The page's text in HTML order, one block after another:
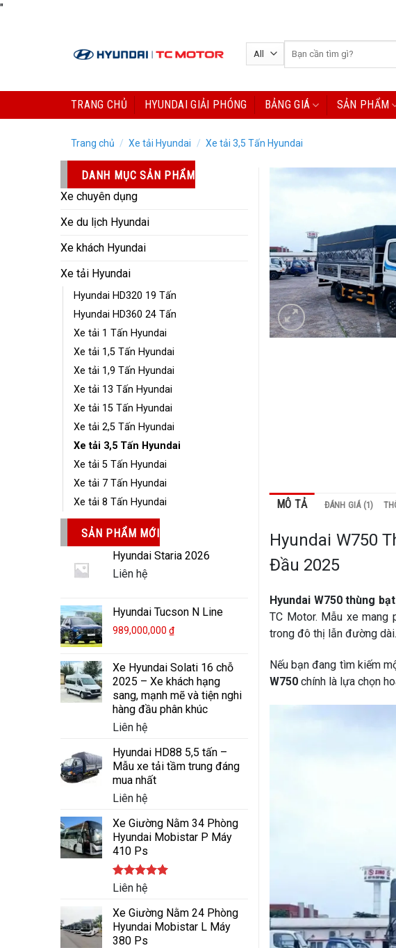
"Skip
Tìm
kiếm:
TRANG CHỦ HYUNDAI GIẢI PHÓNG BẢNG GIÁ SẢN PHẨM
Trang chủ / Xe tải Hyundai / Xe tải 3,5 Tấn Hyundai
DANH MỤC SẢN PHẨM
Xe chuyên dụng
Xe du lịch Hyundai
Xe khách Hyundai
Xe tải Hyundai
Hyundai HD320 19 Tấn
Hyundai HD360 24 Tấn
Xe tải 1 Tấn Hyundai
Xe tải 1,5 Tấn Hyundai
Xe tải 1,9 Tấn Hyundai
Xe tải 13 Tấn Hyundai
Xe tải 15 Tấn Hyundai
Xe tải 2,5 Tấn Hyundai
Xe tải 3,5 Tấn Hyundai
Xe tải 5 Tấn Hyundai
Xe tải 7 Tấn Hyundai
Xe tải 8 Tấn Hyundai
SẢN PHẨM MỚI
Hyundai Staria 2026
Liên hệ
Hyundai Tucson N Line
989,000,000 ₫
Xe Hyundai Solati 16 chỗ
2025 – Xe khách hạng
sang, mạnh mẽ và tiện nghi
hàng đầu phân khúc
Liên hệ
Hyundai HD88 5,5 tấn –
Mẫu xe tải tầm trung đáng
mua nhất
Liên hệ
Xe Giường Nằm 34 Phòng
Hyundai Mobistar P Máy
410 Ps
Được xếp
5.00
5 sao
Liên hệ
Xe Giường Nằm 24 Phòng
Hyundai Mobistar L Máy
380 Ps
MÔ TẢ ĐÁNH GIÁ (1)
Hyundai W750
Đầu 2025
Hyundai W750 thùng bạt
TC Motor. Mẫu xe mang
trong đô thị lẫn đường dài.
Nếu bạn đang tìm kiếm
W750 chính là lựa chọn